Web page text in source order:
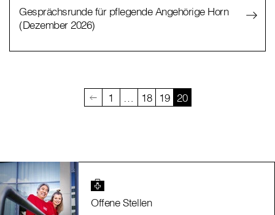
Gesprächsrunde für pflegende Angehörige Horn
(Dezember 2026)
1 … 18 19 20
Offene Stellen